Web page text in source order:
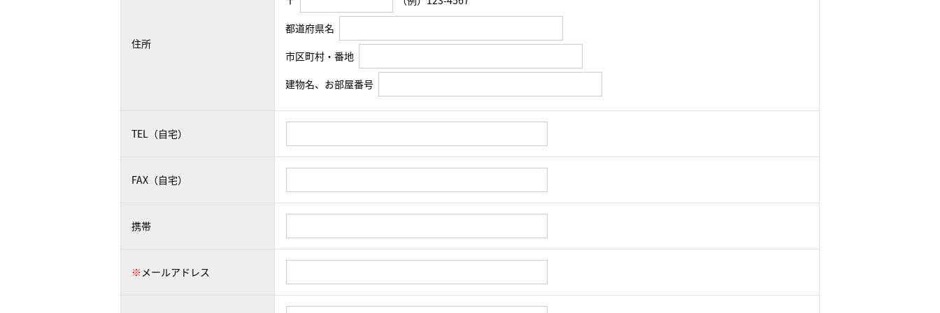
住所
都道府県名
市区町村・番地
建物名、お部屋番号
TEL（自宅）
FAX（自宅）
携帯
※ メールアドレス